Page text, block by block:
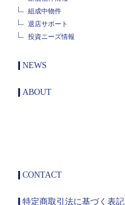
組成中物件
退店サポート
投資ニーズ情報
NEWS
ABOUT
CONTACT
特定商取引法に基づく表記